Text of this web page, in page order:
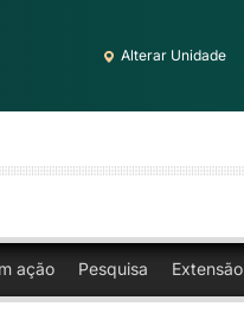
Alterar Unidade
ação Pesquisa Extensão